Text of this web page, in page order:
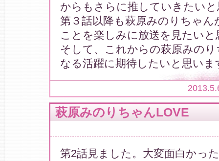
からもさらに推していきたい
第３話以降も萩原みのりちゃん
ことを楽しみに放送を見たいと
そして、これからの萩原みの
なる活躍に期待したいと思いま
萩原みのりちゃんLOVE
第2話見ました。大変面白かっ